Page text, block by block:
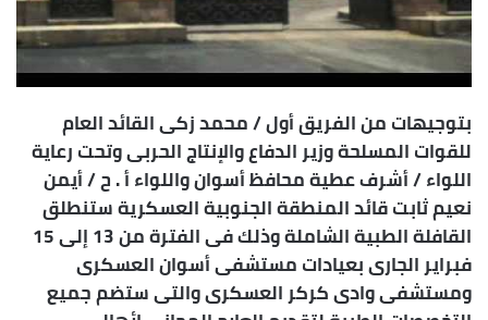
بتوجيهات من الفريق أول / محمد زكى القائد العام
للقوات المسلحة وزير الدفاع والإنتاج الحربى وتحت رعاية
اللواء / أشرف عطية محافظ أسوان واللواء أ . ح / أيمن
نعيم ثابت قائد المنطقة الجنوبية العسكرية ستنطلق
القافلة الطبية الشاملة وذلك فى الفترة من 13 إلى 15
فبراير الجارى بعيادات مستشفى أسوان العسكرى
ومستشفى وادى كركر العسكرى والتى ستضم جميع